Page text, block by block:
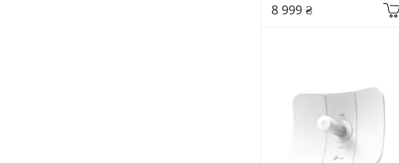
8 999 ₴